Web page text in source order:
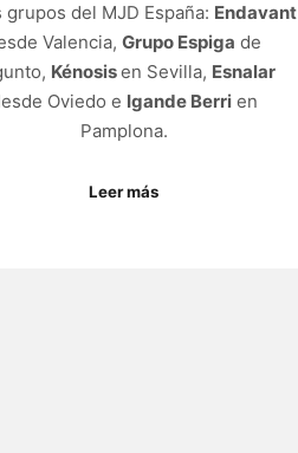
grupos del MJD España: Endavant
Valencia,Grupo Espiga de
Kénosisen Sevilla, Esnalar
Oviedo e Igande Berrien
Pamplona.
Leer más